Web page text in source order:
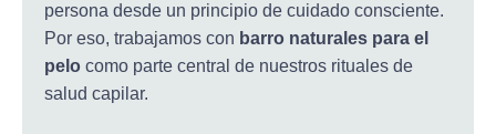
persona desde un principio de cuidado consciente.
Por eso, trabajamos con barro naturales para el
pelo como parte central de nuestros rituales de
salud capilar.